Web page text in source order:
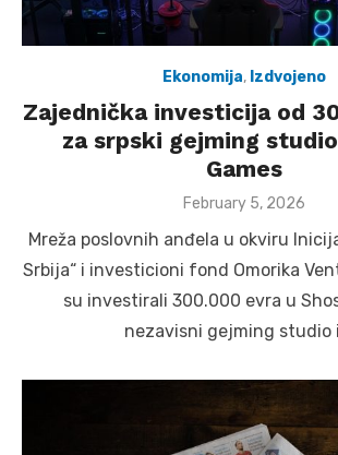
Ekonomija, Izdvojeno
Zajednička investicija od
za srpski gejming
Games
Posted
February 5, 2026
Mreža poslovnih anđela u okviru
Srbija“ i investicioni fond Omorika
su investirali 300.000 evra u
nezavisni gejming studio